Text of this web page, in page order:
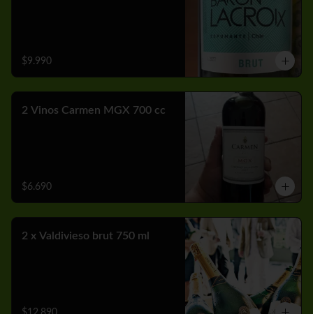
$9.990
2 Vinos Carmen MGX 700 cc
$6.690
2 x Valdivieso brut 750 ml